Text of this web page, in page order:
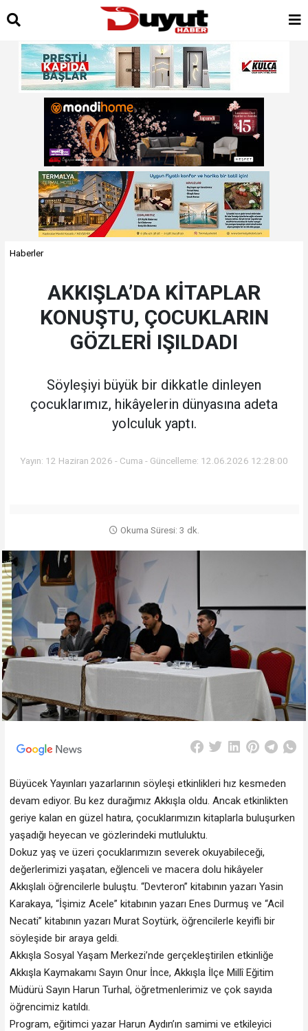
Haberler
AKKIŞLA’DA KİTAPLAR
KONUŞTU, ÇOCUKLARIN
GÖZLERİ IŞILDADI
Söyleşiyi büyük bir dikkatle dinleyen
çocuklarımız, hikâyelerin dünyasına adeta
yolculuk yaptı.
Yayın: 12 Haziran 2026 - Cuma - Güncelleme: 12.06.2026 12:28:00
Okuma Süresi: 3 dk.
Büyücek Yayınları yazarlarının söyleşi etkinlikleri hız kesmeden
devam ediyor. Bu kez durağımız Akkışla oldu. Ancak etkinlikten
geriye kalan en güzel hatıra, çocuklarımızın kitaplarla buluşurken
yaşadığı heyecan ve gözlerindeki mutluluktu.
Dokuz yaş ve üzeri çocuklarımızın severek okuyabileceği,
değerlerimizi yaşatan, eğlenceli ve macera dolu hikâyeler
Akkışlalı öğrencilerle buluştu. “Devteron” kitabının yazarı Yasin
Karakaya, “İşimiz Acele” kitabının yazarı Enes Durmuş ve “Acil
Necati” kitabının yazarı Murat Soytürk, öğrencilerle keyifli bir
söyleşide bir araya geldi.
Akkışla Sosyal Yaşam Merkezi’nde gerçekleştirilen etkinliğe
Akkışla Kaymakamı Sayın Onur İnce, Akkışla İlçe Millî Eğitim
Müdürü Sayın Harun Turhal, öğretmenlerimiz ve çok sayıda
öğrencimiz katıldı.
Program, eğitimci yazar Harun Aydın’ın samimi ve etkileyici